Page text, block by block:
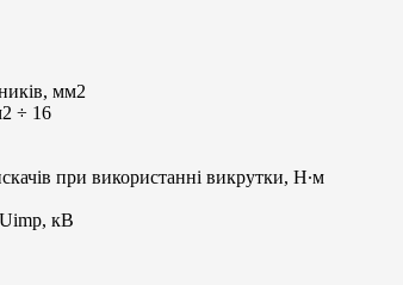
мм2
÷ 16
при використанні викрутки, Н∙м
кВ